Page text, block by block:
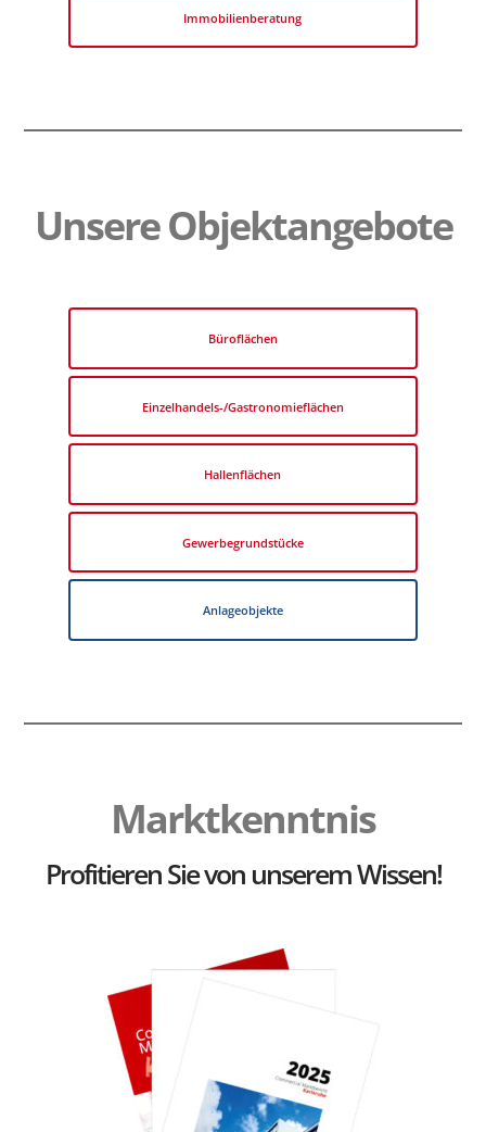
Immobilienberatung
Unsere Objektangebote
Büroflächen
Einzelhandels-/Gastronomieflächen
Hallenflächen
Gewerbegrundstücke
Anlageobjekte
Marktkenntnis
Profitieren Sie von unserem Wissen!